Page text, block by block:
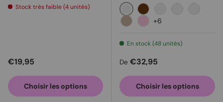
Stock très faible (4 unités)
Prix habituel
€19,95
Choisir les options
Noir CaramelBrun choco
+6
En stock (48 unités)
Prix habituel
De €32,95
Choisir les options